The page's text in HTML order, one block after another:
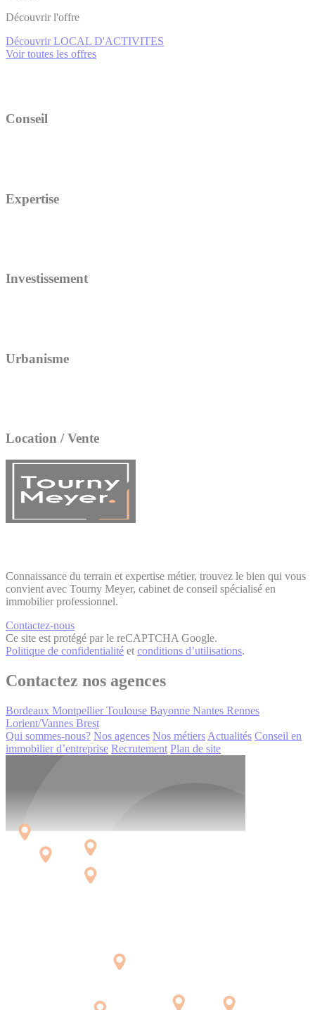
Découvrir l'offre
Découvrir LOCAL D'ACTIVITES
Voir toutes les offres
Conseil
Expertise
Investissement
Urbanisme
Location / Vente
Connaissance du terrain et expertise métier, trouvez le bien qui vous
convient avec Tourny Meyer, cabinet de conseil spécialisé en
immobilier professionnel.
Contactez-nous
Ce site est protégé par le reCAPTCHA Google.
Politique de confidentialité et conditions d’utilisations.
Contactez nos agences
Bordeaux Montpellier Toulouse Bayonne Nantes Rennes
Lorient/Vannes Brest
Qui sommes-nous? Nos agences Nos métiers Actualités Conseil en
immobilier d’entreprise Recrutement Plan de site